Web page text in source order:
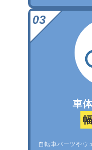
車
自転車パーツやウ